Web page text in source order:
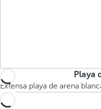
Playa
Extensa playa de arena